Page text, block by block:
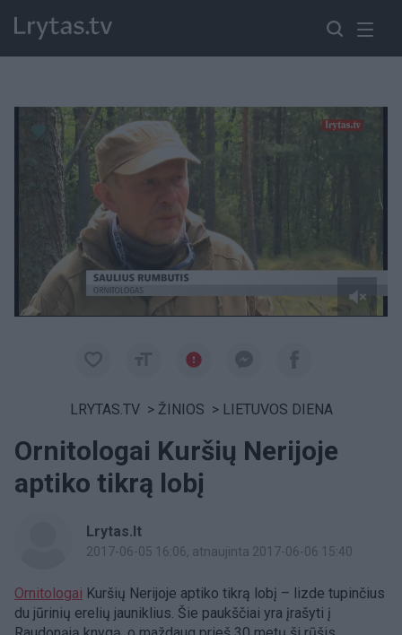
Paremkite Ukrainą
LRYTAS.TV > ŽINIOS > LIETUVOS DIENA
Ornitologai Kuršių Nerijoje
aptiko tikrą lobį
Lrytas.lt
2017-06-05 16:06, atnaujinta 2017-06-06 15:40
Ornitologai Kuršių Nerijoje aptiko tikrą lobį – lizde tupinčius
du jūrinių erelių jauniklius. Šie paukščiai yra įrašyti į